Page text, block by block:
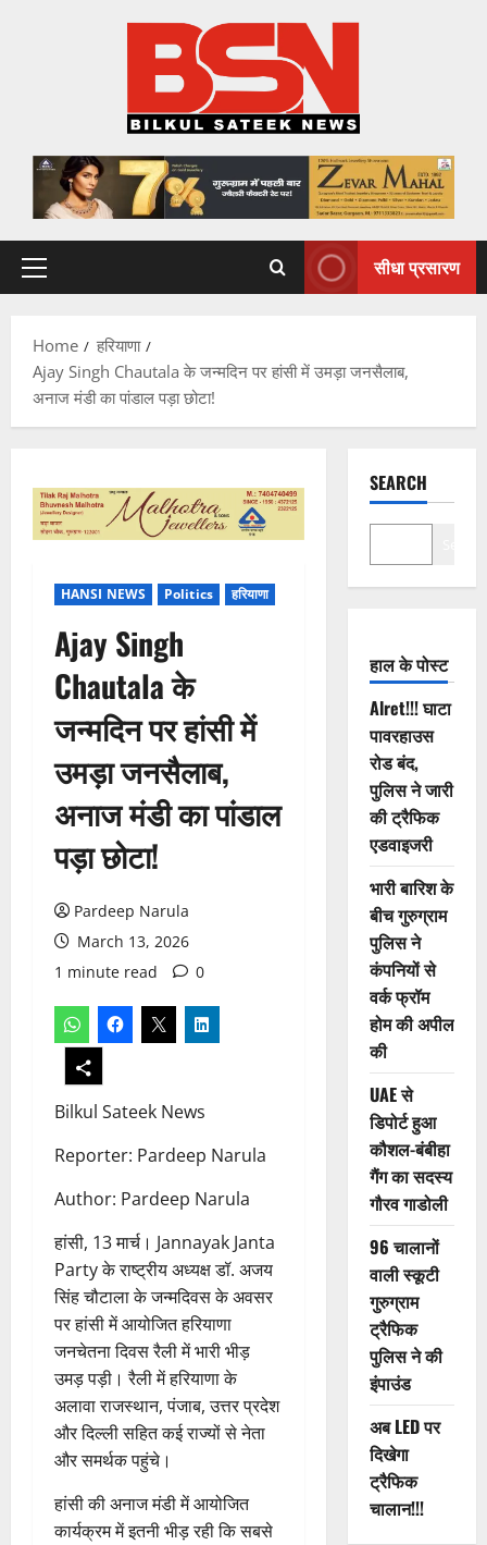
Primary
सीधा प्रसारण
Home
हरियाणा
Ajay Singh Chautala के जन्मदिन पर हांसी में उमड़ा जनसैलाब,
अनाज मंडी का पांडाल पड़ा छोटा!
HANSI NEWS Politics हरियाणा
Ajay Singh
Chautala के
जन्मदिन पर हांसी में
उमड़ा जनसैलाब,
अनाज मंडी का पांडाल
पड़ा छोटा!
Pardeep Narula
March 13, 2026
1 minute read
0
Bilkul Sateek News
Reporter: Pardeep Narula
Author: Pardeep Narula
हांसी, 13 मार्च। Jannayak Janta
Party के राष्ट्रीय अध्यक्ष डॉ. अजय
सिंह चौटाला के जन्मदिवस के अवसर
पर हांसी में आयोजित हरियाणा
जनचेतना दिवस रैली में भारी भीड़
उमड़ पड़ी। रैली में हरियाणा के
अलावा राजस्थान, पंजाब, उत्तर प्रदेश
और दिल्ली सहित कई राज्यों से नेता
और समर्थक पहुंचे।
हांसी की अनाज मंडी में आयोजित
कार्यक्रम में इतनी भीड़ रही कि सबसे
SEARCH
हाल के पोस्ट
Alret!!! घाटा
पावरहाउस
रोड बंद,
पुलिस ने जारी
की ट्रैफिक
एडवाइजरी
भारी बारिश के
बीच गुरुग्राम
पुलिस ने
कंपनियों से
वर्क फ्रॉम
होम की अपील
की
UAE से
डिपोर्ट हुआ
कौशल-बंबीहा
गैंग का सदस्य
गौरव गाडोली
96 चालानों
वाली स्कूटी
गुरुग्राम
ट्रैफिक
पुलिस ने की
इंपाउंड
अब LED पर
दिखेगा
ट्रैफिक
चालान!!!